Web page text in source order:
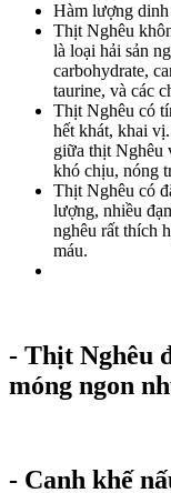
Hàm lượng
Thịt Nghêu
là loại hải sản
carbohydrate,
taurine, và các
Thịt Nghêu có
hết khát, khai
giữa thịt Nghêu
khó chịu, nóng
Thịt Nghêu có
lượng, nhiều
nghêu rất thích
máu.
- Thịt Nghêu
móng ngon
- Canh khế